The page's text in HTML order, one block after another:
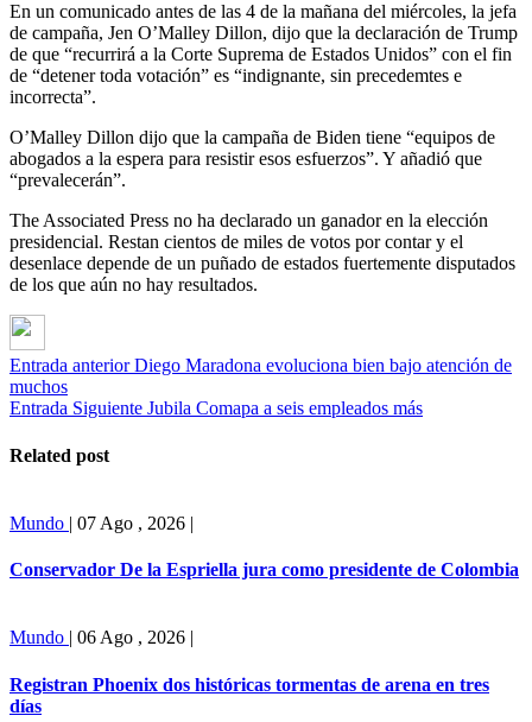
En un comunicado antes de las 4 de la mañana del miércoles, la jefa
de campaña, Jen O’Malley Dillon, dijo que la declaración de Trump
de que “recurrirá a la Corte Suprema de Estados Unidos” con el fin
de “detener toda votación” es “indignante, sin precedemtes e
incorrecta”.
O’Malley Dillon dijo que la campaña de Biden tiene “equipos de
abogados a la espera para resistir esos esfuerzos”. Y añadió que
“prevalecerán”.
The Associated Press no ha declarado un ganador en la elección
presidencial. Restan cientos de miles de votos por contar y el
desenlace depende de un puñado de estados fuertemente disputados
de los que aún no hay resultados.
Entrada anterior Diego Maradona evoluciona bien bajo atención de
muchos
Entrada Siguiente Jubila Comapa a seis empleados más
Related post
Mundo | 07 Ago , 2026 |
Conservador De la Espriella jura como presidente de Colombia
Mundo | 06 Ago , 2026 |
Registran Phoenix dos históricas tormentas de arena en tres
días